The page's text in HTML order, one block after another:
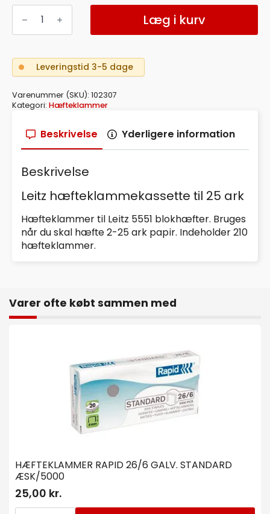
HÆFTEKLAMMER
KASSETTE
ARK
LEITZ
5551
BLÅ
Læg i kurv
Leveringstid 3-5 dage
Varenummer (SKU): 102307
Kategori: Hæfteklammer
Beskrivelse Yderligere information
Beskrivelse
Leitz hæfteklammekassette til 25 ark
Hæfteklammer til Leitz 5551 blokhæfter. Bruges
når du skal hæfte 2-25 ark papir. Indeholder 210
hæfteklammer.
Varer ofte købt sammen med
HÆFTEKLAMMER RAPID 26/6 GALV. STANDARD
ÆSK/5000
25,00 kr.